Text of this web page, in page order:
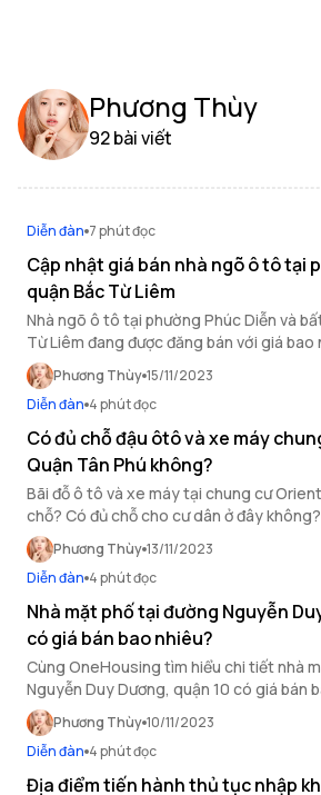
Phương Thùy
92 bài viết
Diễn đàn 7 phút đọc
Cập nhật giá bán nhà ngõ ô tô tại
quận Bắc Từ Liêm
Nhà ngõ ô tô tại phường Phúc Diễn và bất động sản quận Bắc
Từ Liêm đang được đăng bán với giá bao
đây của OneHousing sẽ giải đáp cho bạn
Phương Thùy 15/11/2023
Diễn đàn 4 phút đọc
Có đủ chỗ đậu ôtô và xe máy
Quận Tân Phú không?
Bãi đỗ ô tô và xe máy tại chung cư
chỗ? Có đủ chỗ cho cư dân ở đây
bài sau.
Phương Thùy 13/11/2023
Diễn đàn 4 phút đọc
Nhà mặt phố tại đường Nguyễn
có giá bán bao nhiêu?
Cùng OneHousing tìm hiểu chi tiết nhà
Nguyễn Duy Dương, quận 10 có giá bán
sẻ ngay sau đây.
Phương Thùy 10/11/2023
Diễn đàn 4 phút đọc
Địa điểm tiến hành thủ tục nhập